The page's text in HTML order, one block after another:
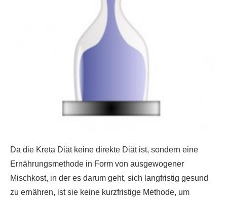
Da die Kreta Diät keine direkte Diät ist, sondern eine
Ernährungsmethode in Form von ausgewogener
Mischkost, in der es darum geht, sich langfristig gesund
zu ernähren, ist sie keine kurzfristige Methode, um